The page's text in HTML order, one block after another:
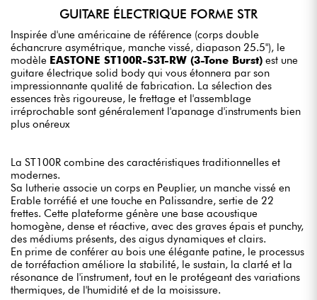
GUITARE ÉLECTRIQUE FORME STR
Inspirée d'une américaine de référence (corps double
échancrure asymétrique, manche vissé, diapason 25.5"), le
modèle EASTONE ST100R-S3T-RW (3-Tone Burst) est une
guitare électrique solid body qui vous étonnera par son
impressionnante qualité de fabrication. La sélection des
essences très rigoureuse, le frettage et l'assemblage
irréprochable sont généralement l'apanage d'instruments bien
plus onéreux
La ST100R combine des caractéristiques traditionnelles et
modernes.
Sa lutherie associe un corps en Peuplier, un manche vissé en
Erable torréfié et une touche en Palissandre, sertie de 22
frettes. Cette plateforme génère une base acoustique
homogène, dense et réactive, avec des graves épais et punchy,
des médiums présents, des aigus dynamiques et clairs.
En prime de conférer au bois une élégante patine, le processus
de torréfaction améliore la stabilité, le sustain, la clarté et la
résonance de l'instrument, tout en le protégeant des variations
thermiques, de l'humidité et de la moisissure.